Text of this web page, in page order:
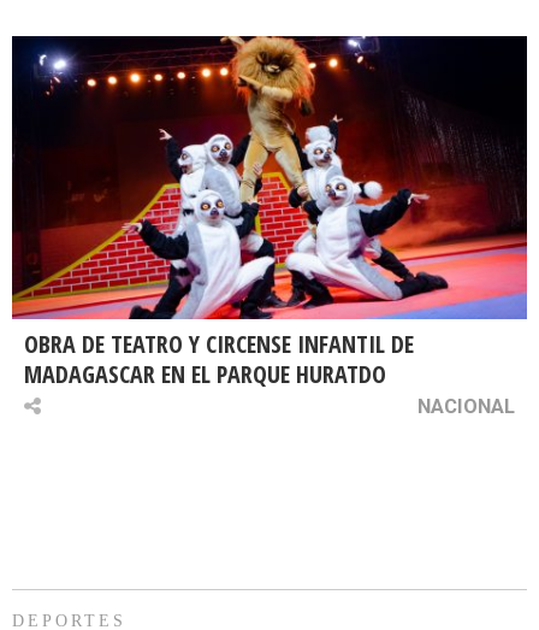
OBRA DE TEATRO Y CIRCENSE INFANTIL DE
MADAGASCAR EN EL PARQUE HURATDO
NACIONAL
DEPORTES